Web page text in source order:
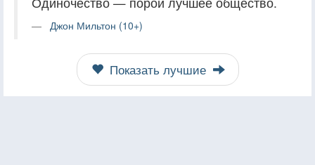
Джон Мильтон (10+)
Показать лучшие